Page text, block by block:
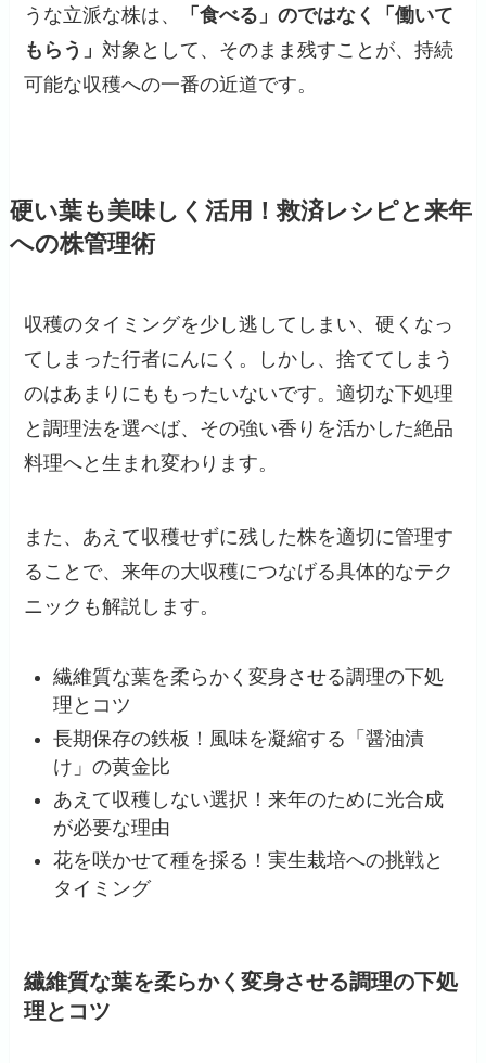
うな立派な株は、
「食べる」のではなく「働いて
もらう」 対象として、そのまま残すことが、持続
可能な収穫への一番の近道です。
硬い葉も美味しく活用！救済レシピと来年
への株管理術
収穫のタイミングを少し逃してしまい、硬くなっ
てしまった行者にんにく。しかし、捨ててしまう
のはあまりにももったいないです。適切な下処理
と調理法を選べば、その強い香りを活かした絶品
料理へと生まれ変わります。
また、あえて収穫せずに残した株を適切に管理す
ることで、来年の大収穫につなげる具体的なテク
ニックも解説します。
繊維質な葉を柔らかく変身させる調理の下処
理とコツ
長期保存の鉄板！風味を凝縮する「醤油漬
け」の黄金比
あえて収穫しない選択！来年のために光合成
が必要な理由
花を咲かせて種を採る！実生栽培への挑戦と
タイミング
繊維質な葉を柔らかく変身させる調理の下処
理とコツ